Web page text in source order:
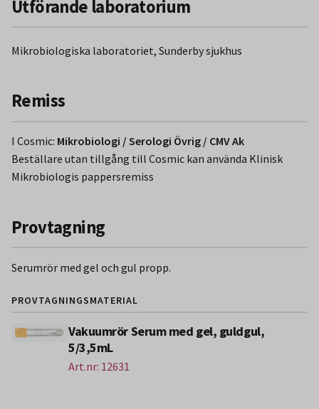
Utförande laboratorium
Mikrobiologiska laboratoriet, Sunderby sjukhus
Remiss
I Cosmic: Mikrobiologi / Serologi Övrig / CMV Ak
Beställare utan tillgång till Cosmic kan använda Klinisk
Mikrobiologis pappersremiss
Provtagning
Serumrör med gel och gul propp.
PROVTAGNINGSMATERIAL
Vakuumrör Serum med gel, guldgul,
5/3,5mL
Art.nr: 12631